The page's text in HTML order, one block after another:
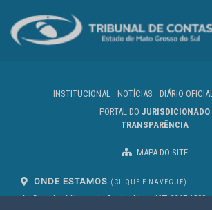
INSTITUCIONAL NOTÍCIAS DIÁRIO OFICIAL
PORTAL DO JURISDICIONADO
TRANSPARÊNCIA
MAPA DO SITE
ONDE ESTAMOS (CLIQUE E NAVEGUE)
Av. Des. José Nunes da Cunha, bloco(67) 3317-1500